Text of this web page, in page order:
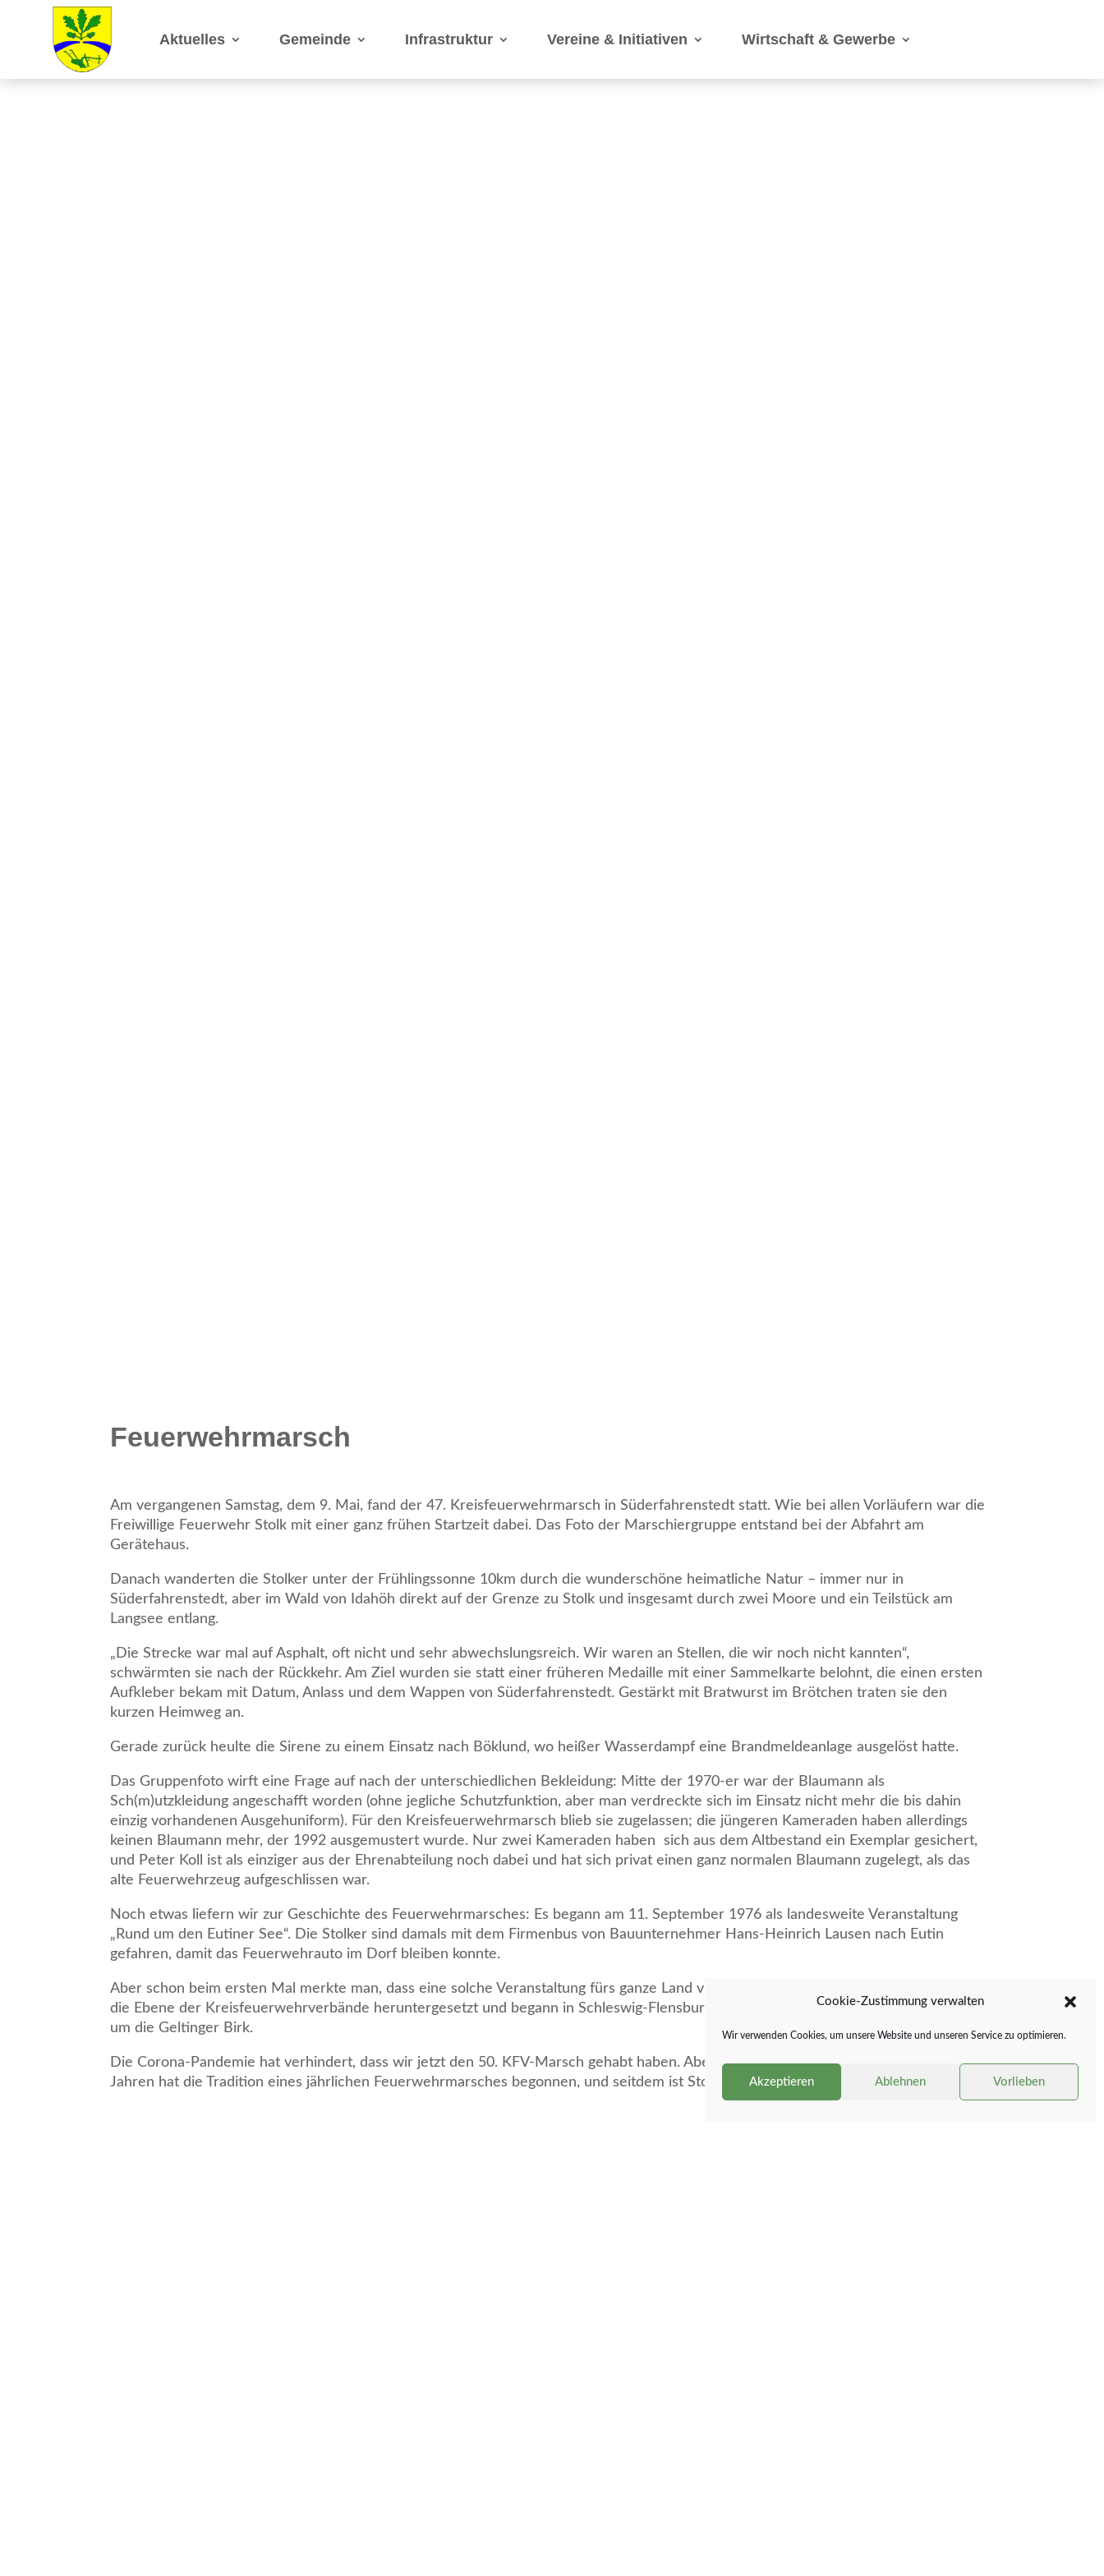
Cookie-Zustimmung verwalten
Wir verwenden Cookies, um unsere Website und unseren Service zu optimieren.
Akzeptieren Ablehnen Vorlieben
Aktuelles Gemeinde Infrastruktur Vereine & Initiativen Wirtschaft & Gewerbe
Feuerwehrmarsch
Am vergangenen Samstag, dem 9. Mai, fand der 47. Kreisfeuerwehrmarsch in Süderfahrenstedt statt. Wie bei allen Vorläufern war die
Freiwillige Feuerwehr Stolk mit einer ganz frühen Startzeit dabei. Das Foto der Marschiergruppe entstand bei der Abfahrt am
Gerätehaus.
Danach wanderten die Stolker unter der Frühlingssonne 10km durch die wunderschöne heimatliche Natur – immer nur in
Süderfahrenstedt, aber im Wald von Idahöh direkt auf der Grenze zu Stolk und insgesamt durch zwei Moore und ein Teilstück am
Langsee entlang.
„Die Strecke war mal auf Asphalt, oft nicht und sehr abwechslungsreich. Wir waren an Stellen, die wir noch nicht kannten“,
schwärmten sie nach der Rückkehr. Am Ziel wurden sie statt einer früheren Medaille mit einer Sammelkarte belohnt, die einen ersten
Aufkleber bekam mit Datum, Anlass und dem Wappen von Süderfahrenstedt. Gestärkt mit Bratwurst im Brötchen traten sie den
kurzen Heimweg an.
Gerade zurück heulte die Sirene zu einem Einsatz nach Böklund, wo heißer Wasserdampf eine Brandmeldeanlage ausgelöst hatte.
Das Gruppenfoto wirft eine Frage auf nach der unterschiedlichen Bekleidung: Mitte der 1970-er war der Blaumann als
Sch(m)utzkleidung angeschafft worden (ohne jegliche Schutzfunktion, aber man verdreckte sich im Einsatz nicht mehr die bis dahin
einzig vorhandenen Ausgehuniform). Für den Kreisfeuerwehrmarsch blieb sie zugelassen; die jüngeren Kameraden haben allerdings
keinen Blaumann mehr, der 1992 ausgemustert wurde. Nur zwei Kameraden haben sich aus dem Altbestand ein Exemplar gesichert,
und Peter Koll ist als einziger aus der Ehrenabteilung noch dabei und hat sich privat einen ganz normalen Blaumann zugelegt, als das
alte Feuerwehrzeug aufgeschlissen war.
Noch etwas liefern wir zur Geschichte des Feuerwehrmarsches: Es begann am 11. September 1976 als landesweite Veranstaltung
„Rund um den Eutiner See“. Die Stolker sind damals mit dem Firmenbus von Bauunternehmer Hans-Heinrich Lausen nach Eutin
gefahren, damit das Feuerwehrauto im Dorf bleiben konnte.
Aber schon beim ersten Mal merkte man, dass eine solche Veranstaltung fürs ganze Land viel zu groß ist. Gleich danach wurde sie auf
die Ebene der Kreisfeuerwehrverbände heruntergesetzt und begann in Schleswig-Flensburg am 17. September 1977 mit dem Marsch
um die Geltinger Birk.
Die Corona-Pandemie hat verhindert, dass wir jetzt den 50. KFV-Marsch gehabt haben. Aber ein Jubiläum gibt es eben doch: Vor 50
Jahren hat die Tradition eines jährlichen Feuerwehrmarsches begonnen, und seitdem ist Stolk dabei.